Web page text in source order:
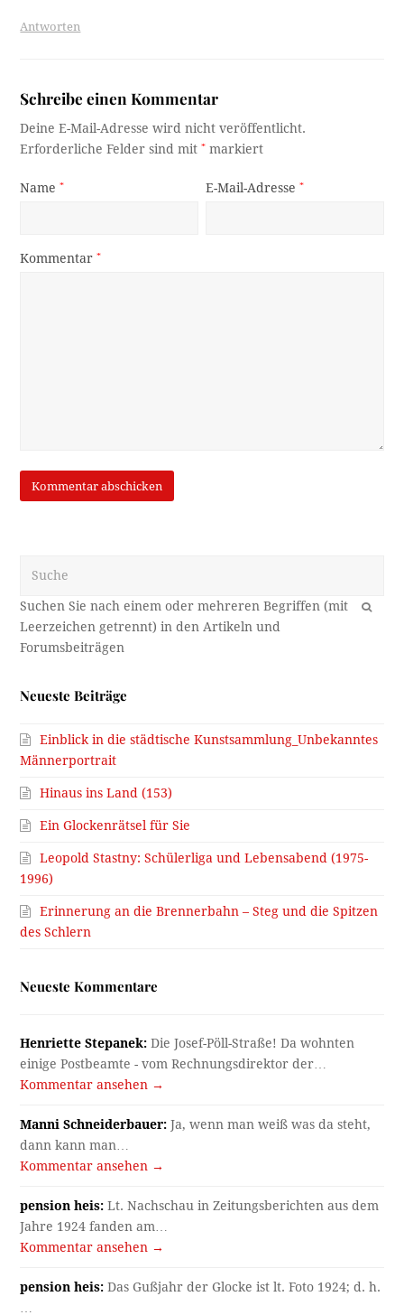
Antworten
Schreibe einen Kommentar
Deine E-Mail-Adresse wird nicht veröffentlicht.
Erforderliche Felder sind mit* markiert
Name* E-Mail-Adresse*
Kommentar*
OK
Neueste Beiträge
Einblick in die städtische Kunstsammlung_Unbekanntes
Männerportrait
Hinaus ins Land (153)
Ein Glockenrätsel für Sie
Leopold Stastny: Schülerliga und Lebensabend (1975-
1996)
Erinnerung an die Brennerbahn – Steg und die Spitzen
des Schlern
Neueste Kommentare
Henriette Stepanek: Die Josef-Pöll-Straße! Da wohnten
einige Postbeamte - vom Rechnungsdirektor der…
Kommentar ansehen →
Manni Schneiderbauer: Ja, wenn man weiß was da steht,
dann kann man…
Kommentar ansehen →
pension heis: Lt. Nachschau in Zeitungsberichten aus dem
Jahre 1924 fanden am…
Kommentar ansehen →
pension heis: Das Gußjahr der Glocke ist lt. Foto 1924; d. h.